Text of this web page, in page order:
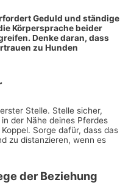
Geduld und ständige
Körpersprache beider
Denke daran, dass
zu Hunden
Stelle. Stelle sicher,
der Nähe deines Pferdes
Sorge dafür, dass das
zu distanzieren, wenn es
der Beziehung